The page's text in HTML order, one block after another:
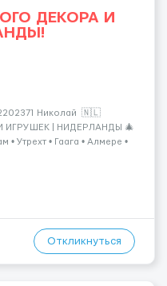
ДЕКОРА И
Николай 🇳🇱
| НИДЕРЛАНДЫ 🎄
Утрехт • Гаага • Алмере •
праз...
Откликнуться